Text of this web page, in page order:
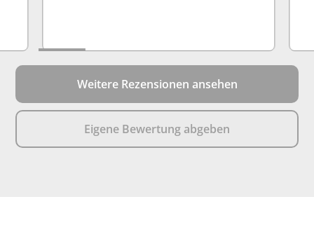
Weitere Rezensionen ansehen
Eigene Bewertung abgeben